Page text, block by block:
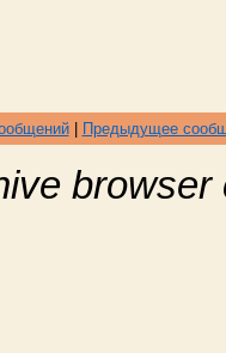
| Предыдущее